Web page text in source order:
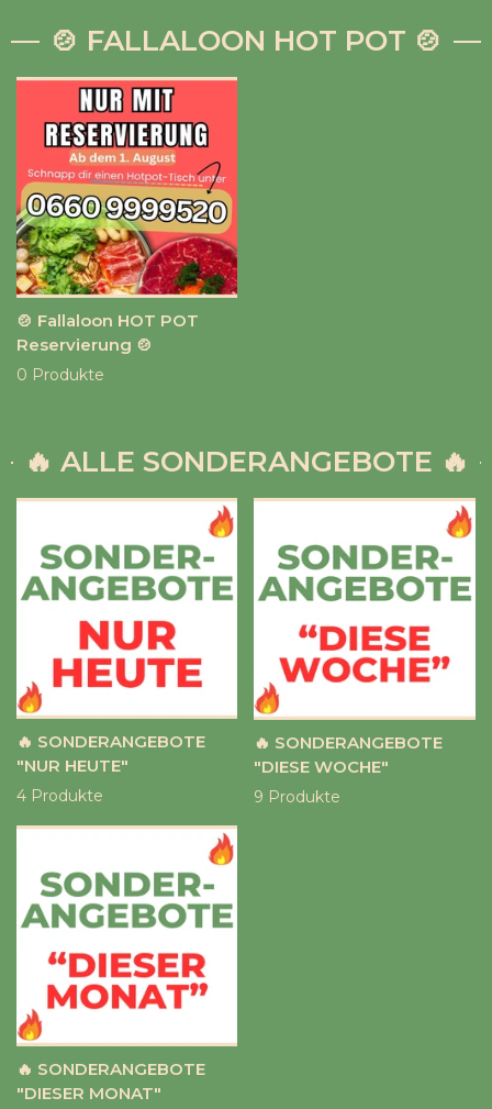
🍲 FALLALOON HOT POT 🍲
🍲 Fallaloon HOT POT
Reservierung 🍲
0 Produkte
🔥 ALLE SONDERANGEBOTE 🔥
🔥 SONDERANGEBOTE
"NUR HEUTE"
4 Produkte
🔥 SONDERANGEBOTE
"DIESE WOCHE"
9 Produkte
🔥 SONDERANGEBOTE
"DIESER MONAT"